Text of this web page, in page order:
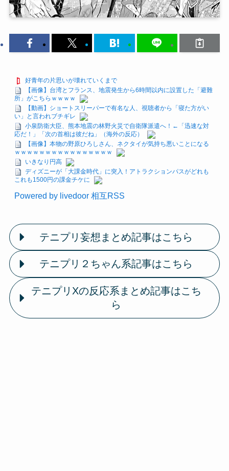
好青年の片思いが壊れていくまで
【画像】台湾とフランス、地震発生から6時間以内に設置した「避難
所」がこちらｗｗｗｗ
【動画】ショートスリーパーで有名な人、視聴者から「寝た方がい
い」と言われブチギレ
小泉防衛大臣、熊本地震の林野火災で自衛隊派遣へ！←「迅速な対
応だ！」「次の首相は彼だね」（海外の反応）
【画像】本物の野原ひろしさん、ネクタイが気持ち悪いことになる
ｗｗｗｗｗｗｗｗｗｗｗｗｗｗｗｗ
いきなり円高
ディズニーが「大課金時代」に突入！アトラクションパスがどれも
これも1500円の課金チケに
Powered by livedoor 相互RSS
テニプリ妄想まとめ記事はこちら
テニプリ２ちゃん系記事はこちら
テニプリXの反応系まとめ記事はこち
ら